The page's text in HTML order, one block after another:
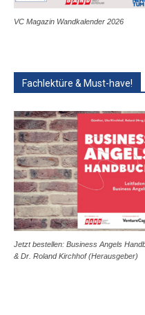
VC Magazin Wandkalender 2026
Fachlektüre & Must-have!
Jetzt bestellen: Business Angels
& Dr. Roland Kirchhof (Herausgeber)